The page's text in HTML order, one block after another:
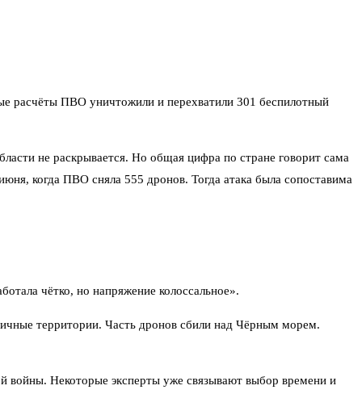
расчёты ПВО уничтожили и перехватили 301 беспилотный
не раскрывается. Но общая цифра по стране говорит сама
когда ПВО сняла 555 дронов. Тогда атака была сопоставима
чётко, но напряжение колоссальное».
территории. Часть дронов сбили над Чёрным морем.
войны. Некоторые эксперты уже связывают выбор времени и